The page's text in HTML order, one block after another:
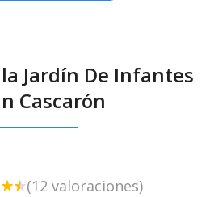
Jardín De Infantes
Cascarón
(12 valoraciones)